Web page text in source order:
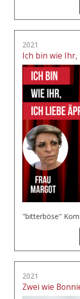
2021
Ich bin wie Ihr,
"bitterböse"
2021
Zwei wie